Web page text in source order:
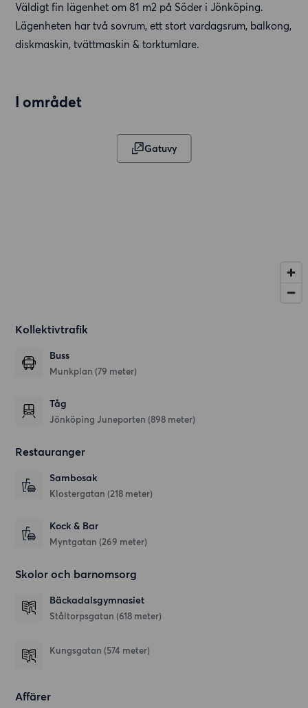
Väldigt fin lägenhet om 81 m2 på Söder i Jönköping.
Lägenheten har två sovrum, ett stort vardagsrum, balkong,
diskmaskin, tvättmaskin & torktumlare.
I området
Gatuvy
Kollektivtrafik
Buss
Munkplan (79 meter)
Tåg
Jönköping Juneporten (898 meter)
Restauranger
Sambosak
Klostergatan (218 meter)
Kock & Bar
Myntgatan (269 meter)
Skolor och barnomsorg
Bäckadalsgymnasiet
Ståltorpsgatan (618 meter)
Kungsgatan (574 meter)
Affärer